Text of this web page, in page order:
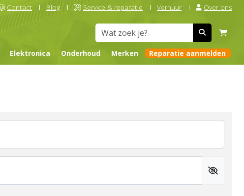
Contact Blog Service & reparatie Verhuur Over ons
Elektronica Onderhoud Merken Reparatie aanmelden